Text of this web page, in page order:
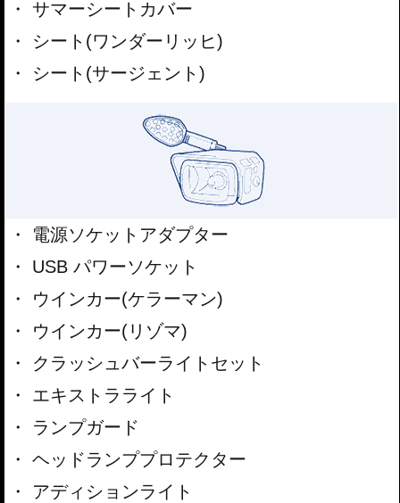
サマーシートカバー
シート(ワンダーリッヒ)
シート(サージェント)
電源ソケットアダプター
USB パワーソケット
ウインカー(ケラーマン)
ウインカー(リゾマ)
クラッシュバーライトセット
エキストラライト
ランプガード
ヘッドランププロテクター
アディションライト